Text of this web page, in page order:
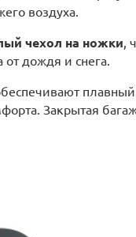
воздуха.
чехол на ножки,
дождя и снега.
Закрытая